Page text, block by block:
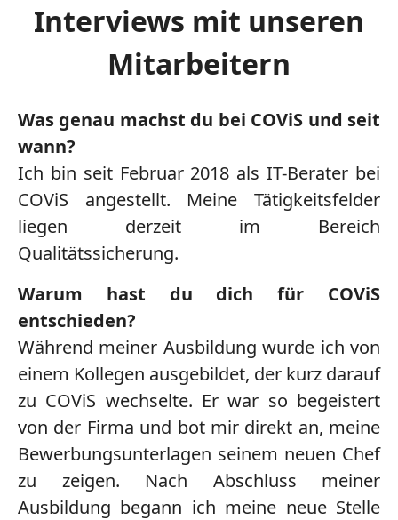
Interviews mit unseren
Mitarbeitern
Was genau machst du bei COViS und seit
wann?
Ich bin seit Februar 2018 als IT-Berater bei
COViS angestellt. Meine Tätigkeitsfelder
liegen derzeit im Bereich
Qualitätssicherung.
Warum hast du dich für COViS
entschieden?
Während meiner Ausbildung wurde ich von
einem Kollegen ausgebildet, der kurz darauf
zu COViS wechselte. Er war so begeistert
von der Firma und bot mir direkt an, meine
Bewerbungsunterlagen seinem neuen Chef
zu zeigen. Nach Abschluss meiner
Ausbildung begann ich meine neue Stelle